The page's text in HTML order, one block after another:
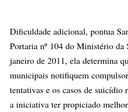
Dificuldade adicional, pontua
Portaria nº 104 do Ministério da
janeiro de 2011, ela determina
municipais notifiquem
tentativas e os casos de suicídio
a iniciativa ter propiciado